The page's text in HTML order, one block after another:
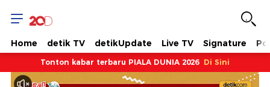
Home detik TV detikUpdate Live TV Signature
Tonton kabar terbaru PIALA DUNIA 2026 Di Sini